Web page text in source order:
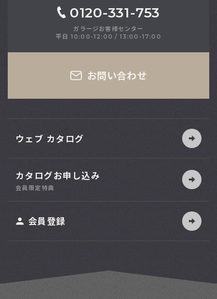
0120-331-753
ガラージお客様センター
平日 10:00-12:00 / 13:00-17:00
お問い合わせ
ウェブ カタログ
カタログお申し込み
会員限定特典
会員登録